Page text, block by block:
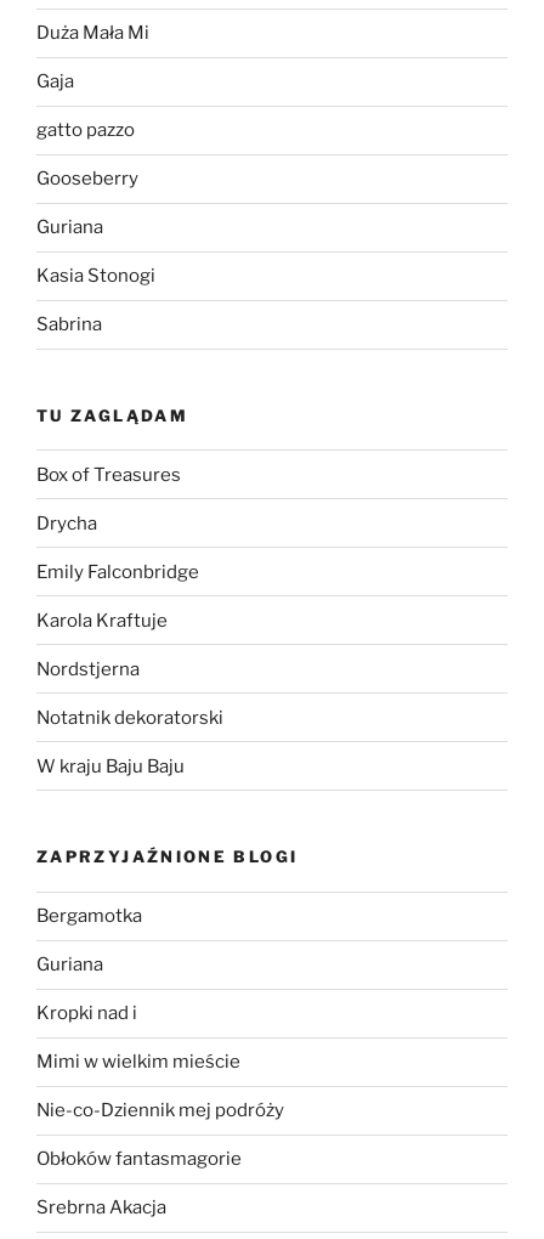
Duża Mała Mi
Gaja
gatto pazzo
Gooseberry
Guriana
Kasia Stonogi
Sabrina
TU ZAGLĄDAM
Box of Treasures
Drycha
Emily Falconbridge
Karola Kraftuje
Nordstjerna
Notatnik dekoratorski
W kraju Baju Baju
ZAPRZYJAŹNIONE BLOGI
Bergamotka
Guriana
Kropki nad i
Mimi w wielkim mieście
Nie-co-Dziennik mej podróży
Obłoków fantasmagorie
Srebrna Akacja